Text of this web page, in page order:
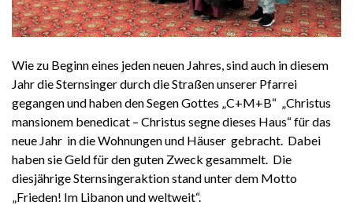
Wie zu Beginn eines jeden neuen Jahres, sind auch in diesem
Jahr die Sternsinger durch die Straßen unserer Pfarrei
gegangen und haben den Segen Gottes „C+M+B“ „Christus
mansionem benedicat – Christus segne dieses Haus“ für das
neue Jahr in die Wohnungen und Häuser gebracht. Dabei
haben sie Geld für den guten Zweck gesammelt. Die
diesjährige Sternsingeraktion stand unter dem Motto
„Frieden! Im Libanon und weltweit“.